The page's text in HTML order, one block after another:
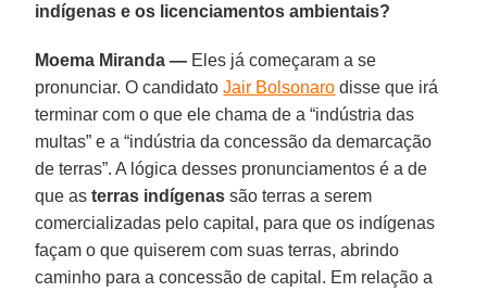
indígenas e os licenciamentos ambientais?
Moema Miranda — Eles já começaram a se
pronunciar. O candidatoJair Bolsonaro disse que irá
terminar com o que ele chama de a “indústria das
multas” e a “indústria da concessão da demarcação
de terras”. A lógica desses pronunciamentos é a de
que asterras indígenas são terras a serem
comercializadas pelo capital, para que os indígenas
façam o que quiserem com suas terras, abrindo
caminho para a concessão de capital. Em relação a